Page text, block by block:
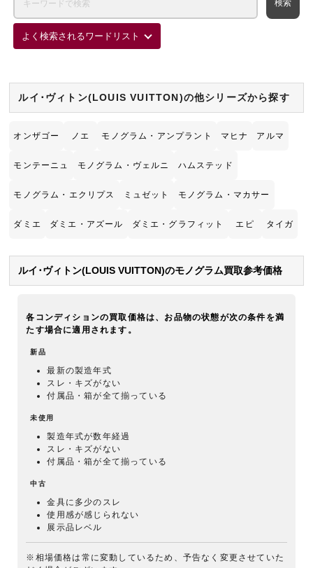
よく検索されるワードリスト
ルイ･ヴィトン(LOUIS VUITTON)の他シリーズから探す
オンザゴー ノエ モノグラム・アンプラント マヒナ アルマ
モンテーニュ モノグラム・ヴェルニ ハムステッド
モノグラム・エクリプス ミュゼット モノグラム・マカサー
ダミエ ダミエ・アズール ダミエ・グラフィット エピ タイガ
ルイ･ヴィトン(LOUIS VUITTON)のモノグラム買取参考価格
各コンディションの買取価格は、お品物の状態が次の条件を満
たす場合に適用されます。
新品
最新の製造年式
スレ・キズがない
付属品・箱が全て揃っている
未使用
製造年式が数年経過
スレ・キズがない
付属品・箱が全て揃っている
中古
金具に多少のスレ
使用感が感じられない
展示品レベル
※相場価格は常に変動しているため、予告なく変更させていた